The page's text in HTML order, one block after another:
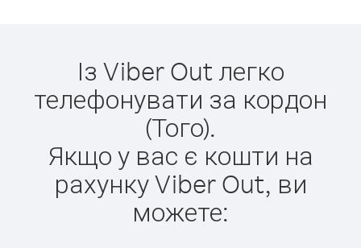
Із Viber Out легко
телефонувати за кордон
(Того).
Якщо у вас є кошти на
рахунку Viber Out, ви
можете: